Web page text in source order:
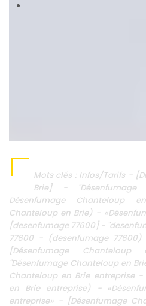
Mots clés : Infos/Tarifs -
Brie] -
Désenfumage Chanteloup
Chanteloup en Brie) -
[desenfumage 77600] -
77600 - (desenfumage
[Désenfumage
"Désenfumage Chanteloup en
Chanteloup en Brie entreprise
en Brie entreprise) -
entreprise» - [Désenfumage